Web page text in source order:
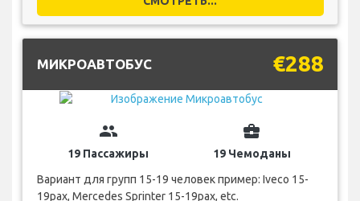
МИКРОАВТОБУС €288
group
19 Пассажиры
business_center
19 Чемоданы
Вариант для групп 15-19 человек пример: Iveco 15-
19pax, Mercedes Sprinter 15-19pax, etc.